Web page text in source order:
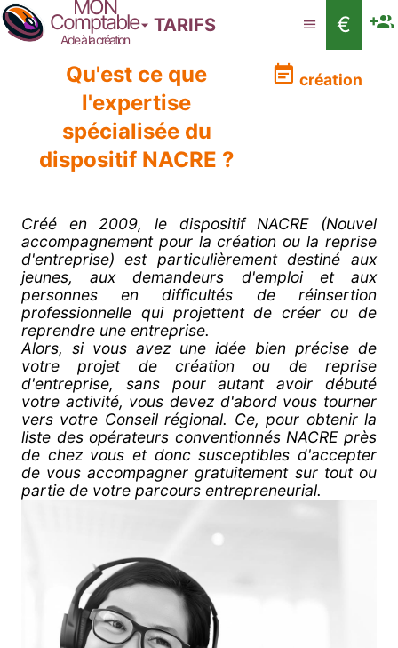
MON
Comptable
Aide à la création
TARIFS
€
Qu'est ce que
l'expertise
spécialisée du
dispositif NACRE ?
création
Créé en 2009, le dispositif NACRE (Nouvel
accompagnement pour la création ou la reprise
d'entreprise) est particulièrement destiné aux
jeunes, aux demandeurs d'emploi et aux
personnes en difficultés de réinsertion
professionnelle qui projettent de créer ou de
reprendre une entreprise.
Alors, si vous avez une idée bien précise de
votre projet de création ou de reprise
d'entreprise, sans pour autant avoir débuté
votre activité, vous devez d'abord vous tourner
vers votre Conseil régional. Ce, pour obtenir la
liste des opérateurs conventionnés NACRE près
de chez vous et donc susceptibles d'accepter
de vous accompagner gratuitement sur tout ou
partie de votre parcours entrepreneurial.